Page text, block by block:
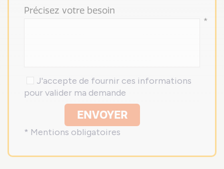
Précisez votre besoin
*
J'accepte de fournir ces informations
pour valider ma demande
ENVOYER
* Mentions obligatoires